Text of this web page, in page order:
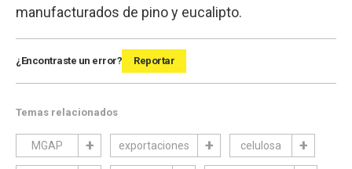
manufacturados de pino y eucalipto.
¿Encontraste un error? Reportar
Temas relacionados
MGAP exportaciones celulosa